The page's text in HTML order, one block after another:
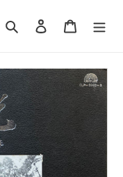
検索 ログインカート